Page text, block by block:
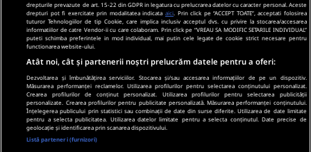
drepturile prevazute de art. 15-22 din GDPR in legatura cu prelucrarea datelor cu caracter personal. Aceste
drepturi pot fi exercitate prin modalitatea indicata aici . Prin click pe “ACCEPT TOATE”, acceptati folosirea
tuturor Tehnologiilor de tip Cookie, care implica inclusiv acceptul dvs. cu privire la stocarea/accesarea
informatiilor de catre Vendor-ii cu care colaboram. Prin click pe “VREAU SA MODIFIC SETARILE INDIVIDUAL”
puteti schimba preferintele in mod individual, mai putin cele legate de cookie strict necesare pentru
functionarea website-ului.
Atât noi, cât și partenerii noștri prelucrăm datele pentru a oferi:
Dezvoltarea și îmbunătățirea serviciilor. Stocarea și/sau accesarea informațiilor de pe un dispozitiv.
Măsurarea performanței reclamelor. Utilizarea profilurilor pentru selectarea conținutului personalizat.
Crearea profilurilor de conținut personalizat. Utilizarea profilurilor pentru selectarea publicității
personalizate. Crearea profilurilor pentru publicitate personalizată. Măsurarea performanței conținutului.
Înțelegerea publicului prin statistici sau combinații de date din surse diferite. Utilizarea de date limitate
pentru a selecta publicitatea. Utilizarea datelor limitate pentru a selecta conținutul. Date precise de
geolocație și identificarea prin scanarea dispozitivului.
Listă parteneri (furnizori)